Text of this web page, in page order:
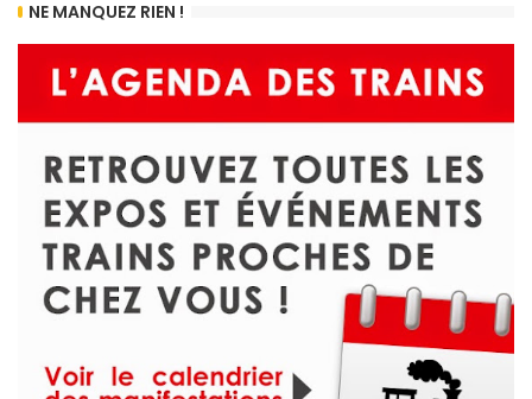
NE MANQUEZ RIEN !